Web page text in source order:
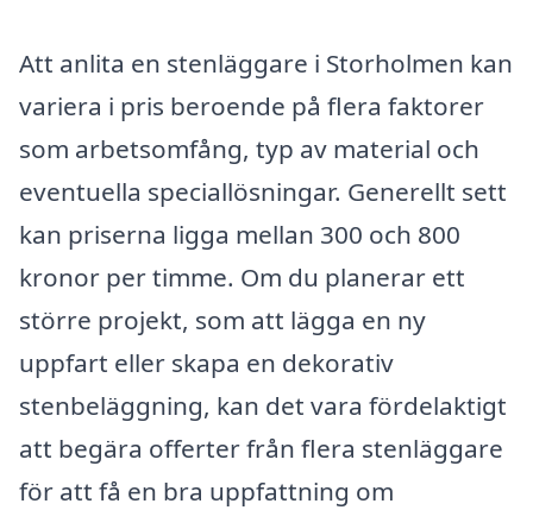
Att anlita en stenläggare i Storholmen kan
variera i pris beroende på flera faktorer
som arbetsomfång, typ av material och
eventuella speciallösningar. Generellt sett
kan priserna ligga mellan 300 och 800
kronor per timme. Om du planerar ett
större projekt, som att lägga en ny
uppfart eller skapa en dekorativ
stenbeläggning, kan det vara fördelaktigt
att begära offerter från flera stenläggare
för att få en bra uppfattning om